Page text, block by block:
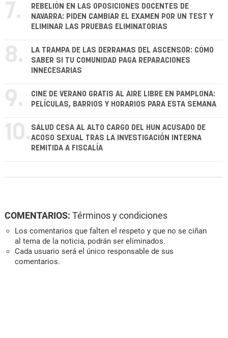
7.
REBELIÓN EN LAS OPOSICIONES DOCENTES DE
NAVARRA: PIDEN CAMBIAR EL EXAMEN POR UN TEST Y
ELIMINAR LAS PRUEBAS ELIMINATORIAS
8.
LA TRAMPA DE LAS DERRAMAS DEL ASCENSOR: CÓMO
SABER SI TU COMUNIDAD PAGA REPARACIONES
INNECESARIAS
9.
CINE DE VERANO GRATIS AL AIRE LIBRE EN PAMPLONA:
PELÍCULAS, BARRIOS Y HORARIOS PARA ESTA SEMANA
10. SALUD CESA AL ALTO CARGO DEL HUN ACUSADO DE
ACOSO SEXUAL TRAS LA INVESTIGACIÓN INTERNA
REMITIDA A FISCALÍA
COMENTARIOS: Términos y condiciones
Los comentarios que falten el respeto y que no se ciñan
al tema de la noticia, podrán ser eliminados.
Cada usuario será el único responsable de sus
comentarios.